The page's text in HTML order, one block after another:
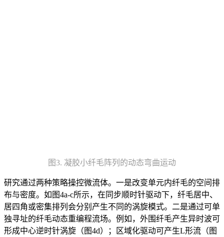
图3. 凝胶小纤毛阵列的动态弯曲运动
研究通过两种策略操控微流体。一是改变单元内纤毛的空间排
布与密度。如图4a-c所示，在同步顺时针驱动下，纤毛居中、
居四角或密集排列会分别产生不同的涡旋模式。二是通过可单
独寻址的纤毛动态重编程流场。例如，外围纤毛产生异时波可
形成中心逆时针涡旋（图4d）；区域化驱动可产生L形流（图